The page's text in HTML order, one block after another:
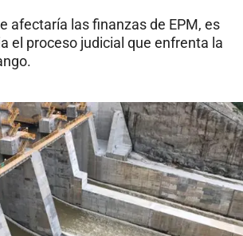
afectaría las finanzas de EPM, es
el proceso judicial que enfrenta la